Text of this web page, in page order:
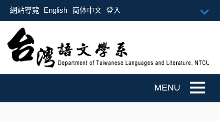
跳到主要內容
網站導覽 English 简体中文 登入